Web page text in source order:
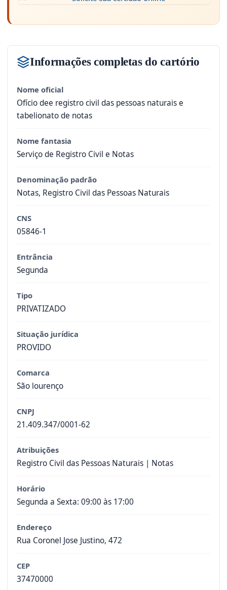
Informações completas do cartório
Nome oficial
Ofício dee registro civil das pessoas naturais e
tabelionato de notas
Nome fantasia
Serviço de Registro Civil e Notas
Denominação padrão
Notas, Registro Civil das Pessoas Naturais
CNS
05846-1
Entrância
Segunda
Tipo
PRIVATIZADO
Situação jurídica
PROVIDO
Comarca
São lourenço
CNPJ
21.409.347/0001-62
Atribuições
Registro Civil das Pessoas Naturais | Notas
Horário
Segunda a Sexta: 09:00 às 17:00
Endereço
Rua Coronel Jose Justino, 472
CEP
37470000